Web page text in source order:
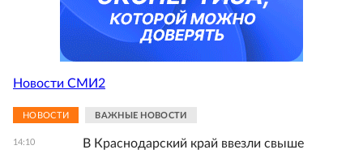
Новости СМИ2
НОВОСТИ ВАЖНЫЕ НОВОСТИ
14:10
В Краснодарский край ввезли свыше